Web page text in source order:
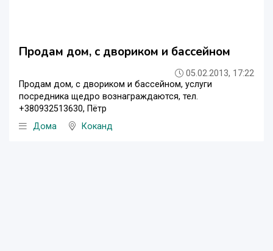
Продам дом, с двориком и бассейном
05.02.2013, 17:22
Продам дом, с двориком и бассейном, услуги
посредника щедро вознаграждаются, тел.
+380932513630, Пётр
Дома
Коканд